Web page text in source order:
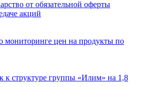
от обязательной оферты
акций
мониторинге цен на продукты по
к структуре группы «Илим» на 1,8